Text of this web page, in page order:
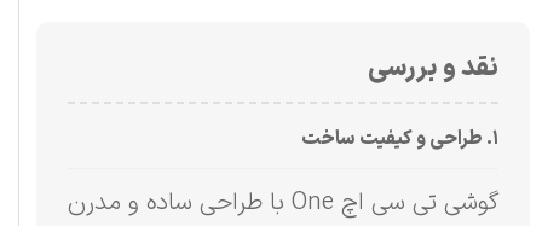
نقد و بررسی
۱. طراحی و کیفیت ساخت
گوشی تی سی اچ One با طراحی ساده و مدرن